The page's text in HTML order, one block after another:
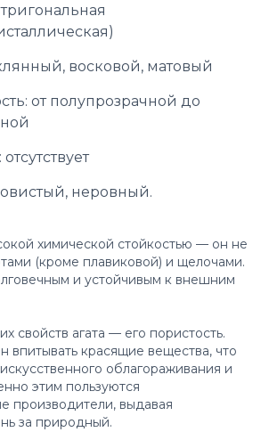
восковой, матовый
от полупрозрачной до
неровный.
химической стойкостью — он не
(кроме плавиковой) и щелочами.
и устойчивым к внешним
свойств агата — его пористость.
впитывать красящие вещества, что
облагораживания и
этим пользуются
производители, выдавая
за природный.